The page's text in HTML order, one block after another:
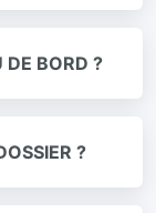
BORD ?
?